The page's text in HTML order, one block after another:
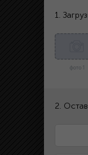
1.
фото 1
2.